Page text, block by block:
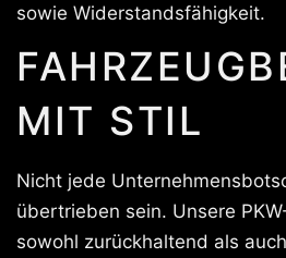
sowie Widerstandsfähigkeit.
MIT STIL
Nicht jede
übertrieben sein. Unsere
sowohl zurückhaltend als